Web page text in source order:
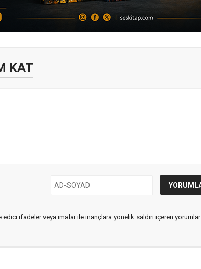
KAT
edici ifadeler veya imalar ile inançlara yönelik saldırı içeren yorumlar